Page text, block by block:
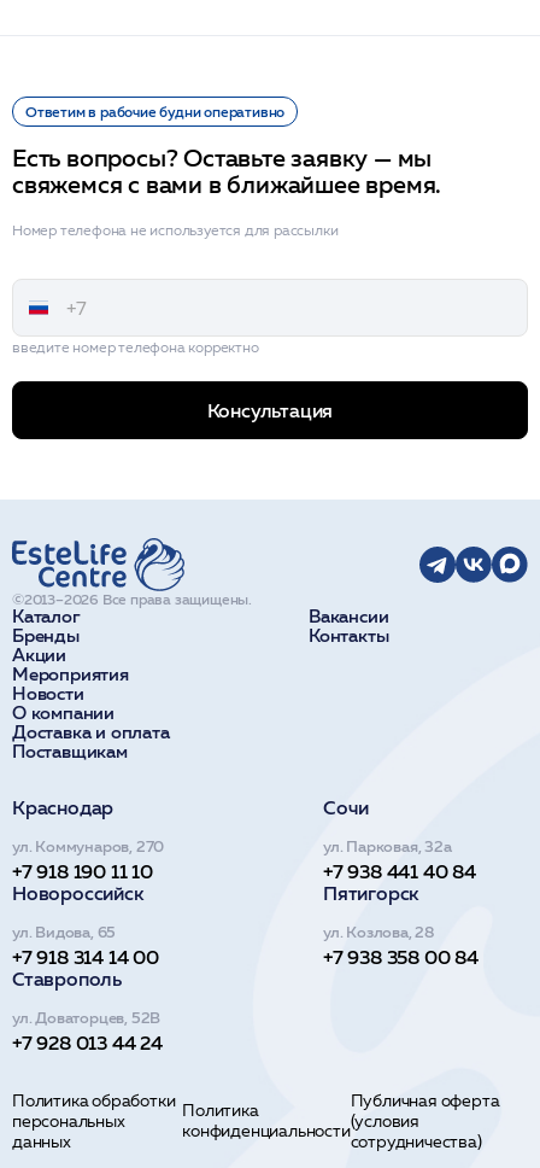
Ответим в рабочие будни оперативно
Есть вопросы? Оставьте заявку — мы
свяжемся с вами в ближайшее время.
Номер телефона не используется для рассылки
введите номер телефона корректно
Консультация
Каталог
Бренды
Акции
Мероприятия
Новости
О компании
Доставка и оплата
Поставщикам
Вакансии
Контакты
©2013–2026 Все права защищены.
Краснодар
ул. Коммунаров, 270
+7 918 190 11 10
Сочи
ул. Парковая, 32а
+7 938 441 40 84
Новороссийск
ул. Видова, 65
+7 918 314 14 00
Пятигорск
ул. Козлова, 28
+7 938 358 00 84
Ставрополь
ул. Доваторцев, 52В
+7 928 013 44 24
Политика обработки
персональных
данных
Политика
конфиденциальности
Публичная оферта
(условия
сотрудничества)